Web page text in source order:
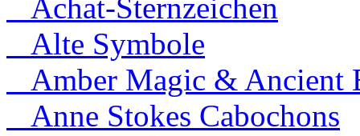
Achat-Sternzeichen
Alte Symbole
Amber Magic & Ancient
Anne Stokes Cabochons